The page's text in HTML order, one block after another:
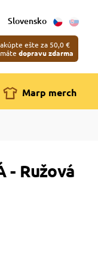
Slovensko
ešte za 50,0 €
dopravu zdarma
Marp merch
- Ružová